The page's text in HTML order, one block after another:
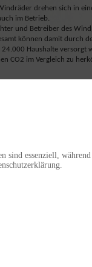
drehen sich in
im Betrieb.
und Betreiber des
können damit durch
Haushalte versorgt
CO2 im Vergleich zu
von 24.000
39.500 Tonnen
Pretul
sind essenziell,